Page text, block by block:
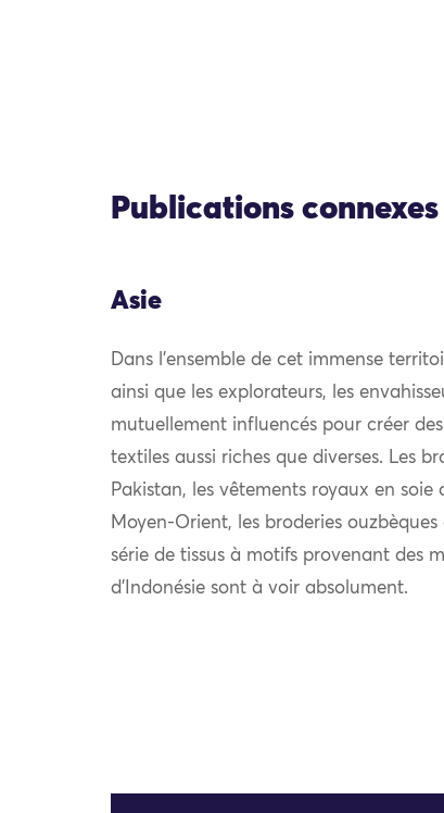
Publications connexes
Asie
Dans l’ensemble de cet immense
ainsi que les explorateurs, les
mutuellement influencés pour créer
textiles aussi riches que diverses. Les
Pakistan, les vêtements royaux en soie
Moyen-Orient, les broderies
série de tissus à motifs provenant des
d’Indonésie sont à voir absolument.